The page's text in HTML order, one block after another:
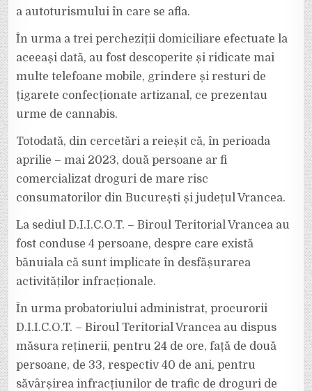
a autoturismului în care se afla.
În urma a trei percheziții domiciliare efectuate la
aceeași dată, au fost descoperite și ridicate mai
multe telefoane mobile, grindere și resturi de
țigarete confecționate artizanal, ce prezentau
urme de cannabis.
Totodată, din cercetări a reieșit că, în perioada
aprilie – mai 2023, două persoane ar fi
comercializat droguri de mare risc
consumatorilor din București și județul Vrancea.
La sediul D.I.I.C.O.T. – Biroul Teritorial Vrancea au
fost conduse 4 persoane, despre care există
bănuiala că sunt implicate în desfășurarea
activităților infracționale.
În urma probatoriului administrat, procurorii
D.I.I.C.O.T. – Biroul Teritorial Vrancea au dispus
măsura reținerii, pentru 24 de ore, față de două
persoane, de 33, respectiv 40 de ani, pentru
săvârșirea infracțiunilor de trafic de droguri de